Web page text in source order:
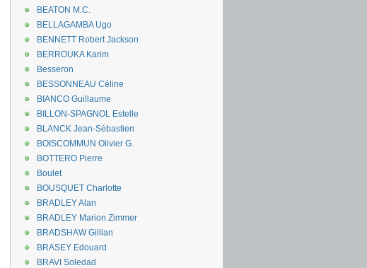
BEATON M.C.
BELLAGAMBA Ugo
BENNETT Robert Jackson
BERROUKA Karim
Besseron
BESSONNEAU Céline
BIANCO Guillaume
BILLON-SPAGNOL Estelle
BLANCK Jean-Sébastien
BOISCOMMUN Olivier G.
BOTTERO Pierre
Boulet
BOUSQUET Charlotte
BRADLEY Alan
BRADLEY Marion Zimmer
BRADSHAW Gillian
BRASEY Edouard
BRAVI Soledad